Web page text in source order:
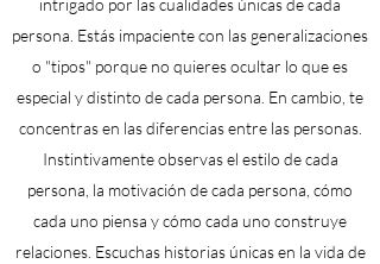
persona. Estás impaciente con las generalizaciones
o "tipos" porque no quieres ocultar lo que es
especial y distinto de cada persona. En cambio, te
concentras en las diferencias entre las personas.
Instintivamente observas el estilo de cada
persona, la motivación de cada persona, cómo
cada uno piensa y cómo cada uno construye
relaciones. Escuchas historias únicas en la vida de